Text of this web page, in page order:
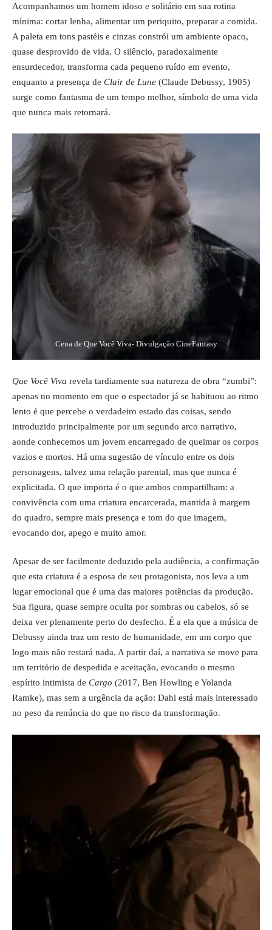
Acompanhamos um homem idoso e solitário em sua rotina
mínima: cortar lenha, alimentar um periquito, preparar a comida.
A paleta em tons pastéis e cinzas constrói um ambiente opaco,
quase desprovido de vida. O silêncio, paradoxalmente
ensurdecedor, transforma cada pequeno ruído em evento,
enquanto a presença de Clair de Lune (Claude Debussy, 1905)
surge como fantasma de um tempo melhor, símbolo de uma vida
que nunca mais retornará.
Cena de Que Você Viva- Divulgação CineFantasy
Que Você Viva revela tardiamente sua natureza de obra “zumbi”:
apenas no momento em que o espectador já se habituou ao ritmo
lento é que percebe o verdadeiro estado das coisas, sendo
introduzido principalmente por um segundo arco narrativo,
aonde conhecemos um jovem encarregado de queimar os corpos
vazios e mortos. Há uma sugestão de vínculo entre os dois
personagens, talvez uma relação parental, mas que nunca é
explicitada. O que importa é o que ambos compartilham: a
convivência com uma criatura encarcerada, mantida à margem
do quadro, sempre mais presença e tom do que imagem,
evocando dor, apego e muito amor.
Apesar de ser facilmente deduzido pela audiência, a confirmação
que esta criatura é a esposa de seu protagonista, nos leva a um
lugar emocional que é uma das maiores potências da produção.
Sua figura, quase sempre oculta por sombras ou cabelos, só se
deixa ver plenamente perto do desfecho. É a ela que a música de
Debussy ainda traz um resto de humanidade, em um corpo que
logo mais não restará nada. A partir daí, a narrativa se move para
um território de despedida e aceitação, evocando o mesmo
espírito intimista de Cargo (2017, Ben Howling e Yolanda
Ramke), mas sem a urgência da ação: Dahl está mais interessado
no peso da renúncia do que no risco da transformação.